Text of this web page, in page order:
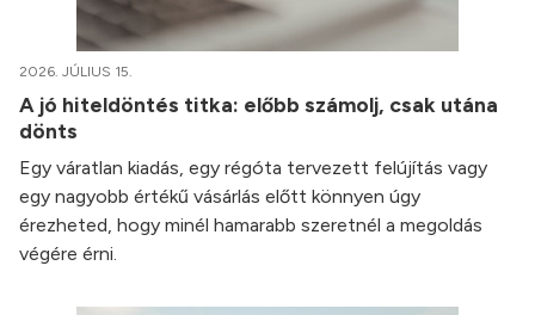
2026. JÚLIUS 15.
A jó hiteldöntés titka: előbb számolj, csak utána
dönts
Egy váratlan kiadás, egy régóta tervezett felújítás vagy
egy nagyobb értékű vásárlás előtt könnyen úgy
érezheted, hogy minél hamarabb szeretnél a megoldás
végére érni.